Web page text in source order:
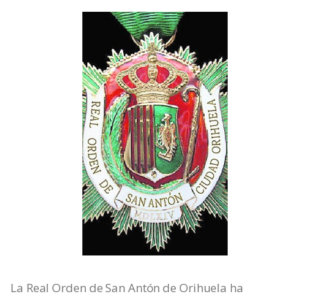
La Real Orden de San Antón de Orihuela ha